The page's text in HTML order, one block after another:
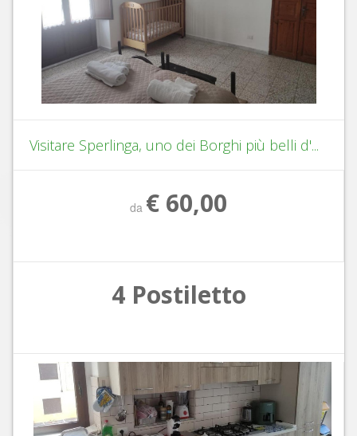
Visitare Sperlinga, uno dei Borghi più belli d'...
da € 60,00
4 Postiletto